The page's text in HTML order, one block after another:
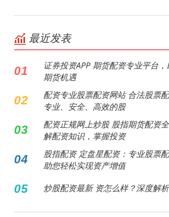
最近发表
01
证券投资APP 期货配资专业平台
期货机遇
02
配资专业股票配资网站 合法股票
专业、安全、高效的股
03
配资正规网上炒股 股指期货配资
解配资知识，掌握投资
04
股指配资 定盘星配资：专业股票
助您轻松实现资产增值
05 炒股配资最新 资怎么样？深度解